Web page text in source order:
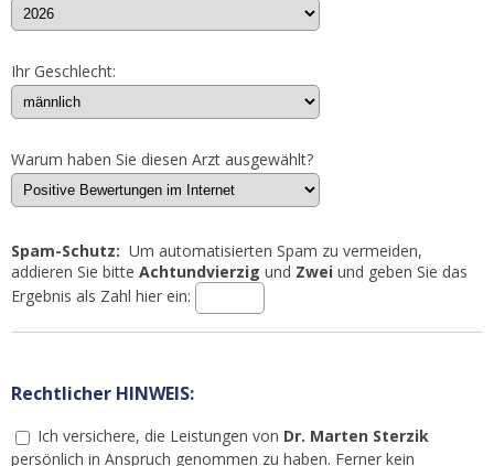
Ihr Geschlecht:
Warum haben Sie diesen Arzt ausgewählt?
Spam-Schutz: Um automatisierten Spam zu vermeiden,
addieren Sie bitte Achtundvierzig und Zwei und geben Sie das
Ergebnis als Zahl hier ein:
Rechtlicher HINWEIS:
Ich versichere, die Leistungen von Dr. Marten Sterzik
persönlich in Anspruch genommen zu haben. Ferner kein